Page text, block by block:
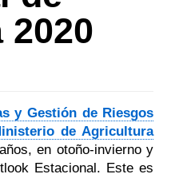
2020
y Gestión de Riesgos
de Agricultura
en otoño-invierno y
Estacional. Este es